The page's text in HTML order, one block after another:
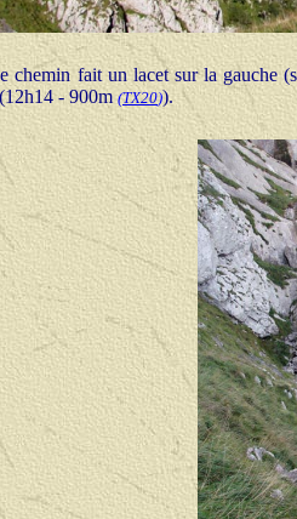
chemin fait un lacet sur la gauche
- 900m (TX20)).